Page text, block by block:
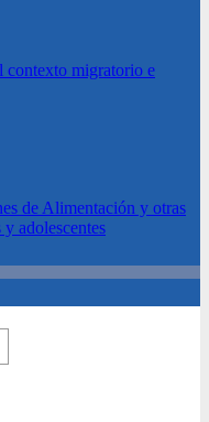
contexto migratorio e
de Alimentación y otras
adolescentes